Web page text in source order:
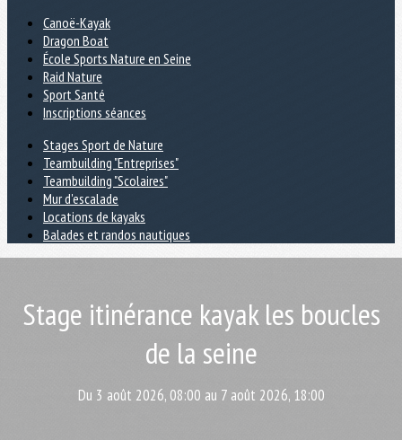
Canoë-Kayak
Dragon Boat
École Sports Nature en Seine
Raid Nature
Sport Santé
Inscriptions séances
Stages Sport de Nature
Teambuilding "Entreprises"
Teambuilding "Scolaires"
Mur d'escalade
Locations de kayaks
Balades et randos nautiques
Stage itinérance kayak les boucles
de la seine
Du 3 août 2026, 08:00 au 7 août 2026, 18:00